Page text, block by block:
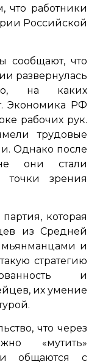
что работники
Российской
сообщают, что
развернулась
на каких
Экономика РФ
рабочих рук.
трудовые
Однако после
они стали
точки зрения
которая
из Средней
и
стратегию
и
их умение
что через
«мутить»
общаются с